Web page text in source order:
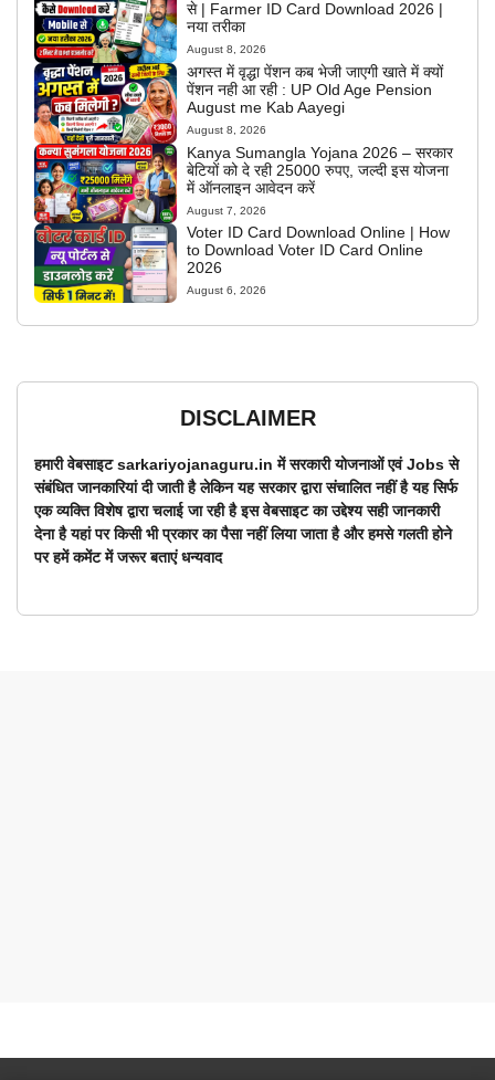
से | Farmer ID Card Download 2026 |
नया तरीका
August 8, 2026
अगस्त में वृद्धा पेंशन कब भेजी जाएगी खाते में क्यों
पेंशन नही आ रही : UP Old Age Pension
August me Kab Aayegi
August 8, 2026
Kanya Sumangla Yojana 2026 – सरकार
बेटियों को दे रही 25000 रुपए, जल्दी इस योजना
में ऑनलाइन आवेदन करें
August 7, 2026
Voter ID Card Download Online | How
to Download Voter ID Card Online
2026
August 6, 2026
DISCLAIMER
हमारी वेबसाइट sarkariyojanaguru.in में सरकारी योजनाओं एवं Jobs से
संबंधित जानकारियां दी जाती है लेकिन यह सरकार द्वारा संचालित नहीं है यह सिर्फ
एक व्यक्ति विशेष द्वारा चलाई जा रही है इस वेबसाइट का उद्देश्य सही जानकारी
देना है यहां पर किसी भी प्रकार का पैसा नहीं लिया जाता है और हमसे गलती होने
पर हमें कमेंट में जरूर बताएं धन्यवाद